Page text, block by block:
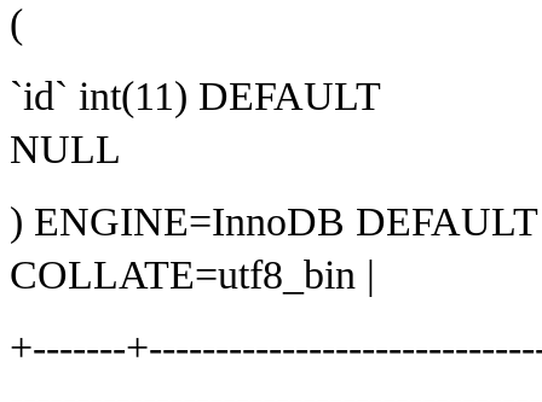
(
`id` int(11) DEFAULT
NULL
) ENGINE=InnoDB
COLLATE=utf8_bin |
+-------